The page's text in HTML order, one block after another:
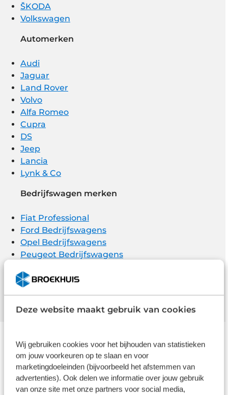
Deze website maakt gebruik van cookies
Wij gebruiken cookies voor het bijhouden van statistieken
om jouw voorkeuren op te slaan en voor
marketingdoeleinden (bijvoorbeeld het afstemmen van
advertenties). Ook delen we informatie over jouw gebruik
van onze site met onze partners voor social media,
ŠKODA
Volkswagen
Automerken
Audi
Jaguar
Land Rover
Volvo
Alfa Romeo
Cupra
DS
Jeep
Lancia
Lynk & Co
Bedrijfswagen merken
Fiat Professional
Ford Bedrijfswagens
Opel Bedrijfswagens
Peugeot Bedrijfswagens
Citroën Bedrijfswagen
Garantie op merkonderhoud
Met het laten uitvoeren van officieel